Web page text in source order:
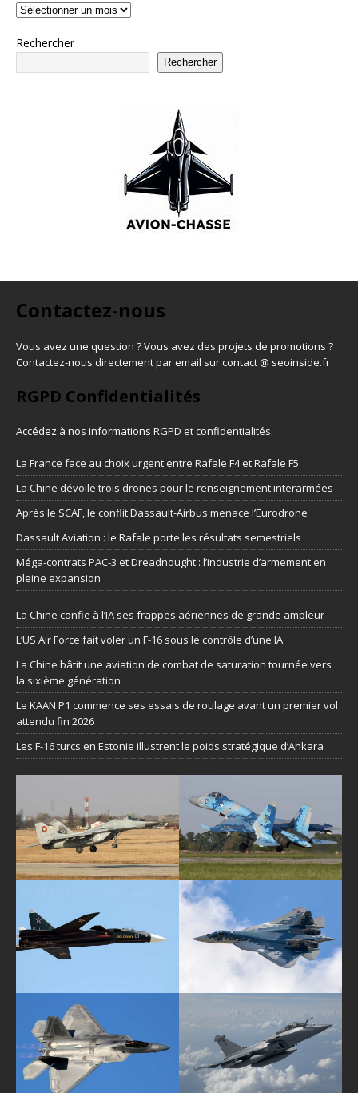
Rechercher
Rechercher
Contactez-nous
Vous avez une question ? Vous avez des projets de promotions ?
Contactez-nous directement par email sur contact @ seoinside.fr
RGPD Confidentialités
Accédez à nos informations RGPD et confidentialités.
La France face au choix urgent entre Rafale F4 et Rafale F5
La Chine dévoile trois drones pour le renseignement interarmées
Après le SCAF, le conflit Dassault-Airbus menace l’Eurodrone
Dassault Aviation : le Rafale porte les résultats semestriels
Méga-contrats PAC-3 et Dreadnought : l’industrie d’armement en
pleine expansion
La Chine confie à l’IA ses frappes aériennes de grande ampleur
L’US Air Force fait voler un F-16 sous le contrôle d’une IA
La Chine bâtit une aviation de combat de saturation tournée vers
la sixième génération
Le KAAN P1 commence ses essais de roulage avant un premier vol
attendu fin 2026
Les F-16 turcs en Estonie illustrent le poids stratégique d’Ankara